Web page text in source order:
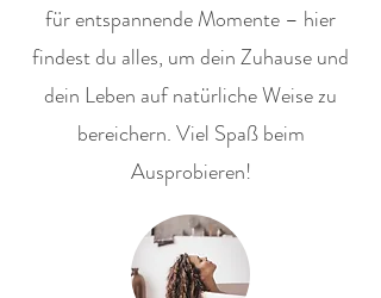
für entspannende Momente – hier
findest du alles, um dein Zuhause und
dein Leben auf natürliche Weise zu
bereichern. Viel Spaß beim
Ausprobieren!